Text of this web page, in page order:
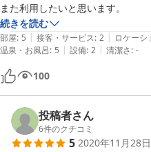
また利用したいと思います。
続きを読む
部屋: 5 | 接客・サービス: 2 | ロケーシ
温泉・お風呂: 5 | 設備: 2 | 清潔さ: -
100
投稿者さん
6件のクチコミ
5 2020年11月28日